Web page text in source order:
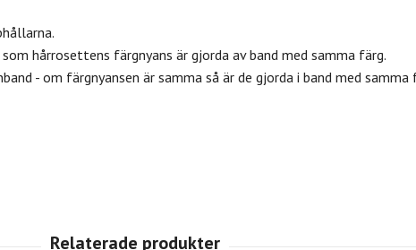
hårrosettens färgnyans är gjorda av band med samma färg.
- om färgnyansen är samma så är de gjorda i band med samma